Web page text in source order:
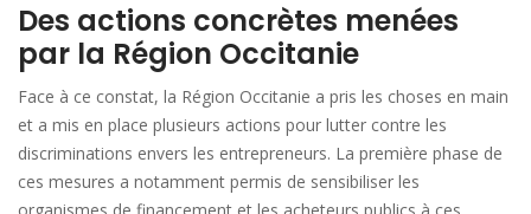
Des actions concrètes menées
par la Région Occitanie
Face à ce constat, la Région Occitanie a pris les choses en main
et a mis en place plusieurs actions pour lutter contre les
discriminations envers les entrepreneurs. La première phase de
ces mesures a notamment permis de sensibiliser les